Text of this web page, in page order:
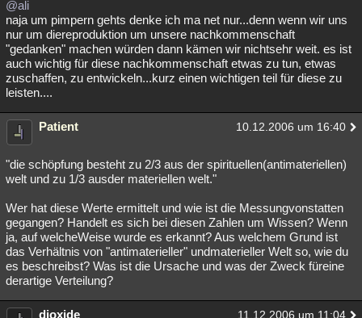
@ali
naja um pimpern gehts denke ich ma net nur...denn wenn wir uns
nur um diereproduktion um unsere nachkommenschaft
"gedanken" machen würden dann kämen wir nichtsehr weit. es ist
auch wichtig für diese nachkommenschaft etwas zu tun, etwas
zuschaffen, zu entwickeln...kurz einen wichtigen teil für diese zu
leisten....
Patient 10.12.2006 um 16:40
"die schöpfung besteht zu 2/3 aus der spirituellen(antimateriellen)
welt und zu 1/3 ausder materiellen welt."
Wer hat diese Werte ermittelt und wie ist die Messungvonstatten
gegangen? Handelt es sich bei diesen Zahlen um Wissen? Wenn
ja, auf welcheWeise wurde es erkannt? Aus welchem Grund ist
das Verhältnis von "antimaterieller" undmaterieller Welt so, wie du
es beschreibst? Was ist die Ursache und was der Zweck füreine
derartige Verteilung?
dioxide 11.12.2006 um 11:04